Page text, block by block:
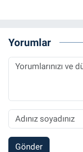
Yorumlar
Gönder